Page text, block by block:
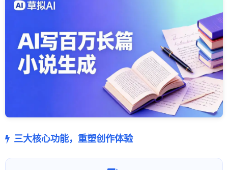
三大核心功能，重塑创作体验